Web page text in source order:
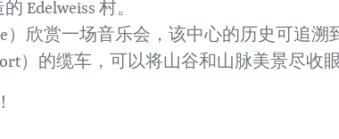
Edelweiss 村。
欣赏一场音乐会，该中心的历史可追溯到
）的缆车，可以将山谷和山脉美景尽收眼